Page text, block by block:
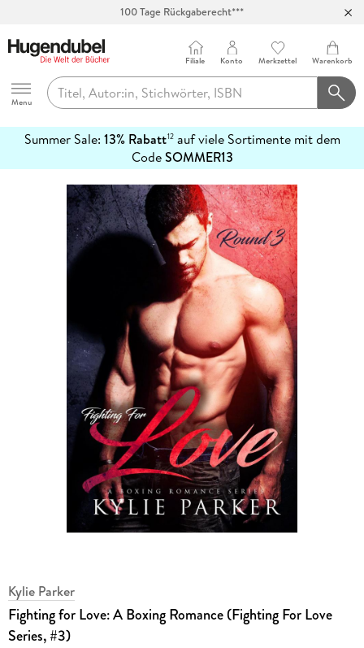
100 Tage Rückgaberecht***
Hugendubel
Menu
Filiale Konto Merkzettel Warenkorb
Summer Sale: 13% Rabatt12auf viele Sortimente mit dem
CodeSOMMER13
erfahren
Kylie Parker
Fighting for Love: A Boxing Romance (Fighting For Love
Series, #3)